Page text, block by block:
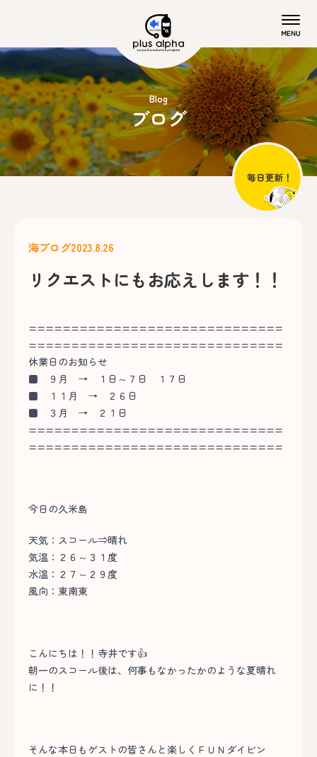
Blog
ブログ
海ブログ2023.8.26
リクエストにもお応えします！！
==============================
==============================
休業日のお知らせ
■ ９月 → １日～７日 １７日
■ １１月 → ２６日
■ ３月 → ２１日
==============================
==============================
今日の久米島
天気：スコール⇒晴れ
気温：２６～３１度
水温：２７～２９度
風向：東南東
こんにちは！！寺井です👍
朝一のスコール後は、何事もなかったかのような夏晴れ
に！！
そんな本日もゲストの皆さんと楽しくＦＵＮダイビン